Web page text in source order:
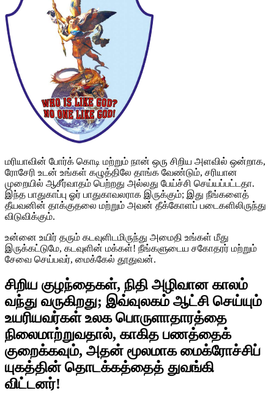
மரியாவின் போர்க் கொடி மற்றும் நான் ஒரு சிறிய அளவில் ஒன்றாக,
ரோசேரி உடன் உங்கள் கழுத்திலே தாங்க வேண்டும், சரியான
முறையில் ஆசீர்வாதம் பெற்றது அல்லது பேய்ச்சி செய்யப்பட்டதா.
இந்த பாதுகாப்பு ஓர் பாதுகாவலராக இருக்கும்; இது நீங்களைத்
தீயவனின் தாக்குதலை மற்றும் அவன் தீக்கோளப் படைகளிலிருந்து
விடுவிக்கும்.
உன்னை உயிர் தரும் கடவுளிடமிருந்து அமைதி உங்கள் மீது
இருக்கட்டுமே, கடவுளின் மக்கள்! நீங்களுடைய சகோதரர் மற்றும்
சேவை செய்பவர், மைக்கேல் தூதுவன்.
சிறிய குழந்தைகள், நிதி அழிவான காலம்
வந்து வருகிறது; இவ்வுலகம் ஆட்சி செய்யும்
உயரியவர்கள் உலக பொருளாதாரத்தை
நிலைமாற்றுவதால், காகித பணத்தைக்
குறைக்கவும், அதன் மூலமாக மைக்ரோச்சிப்
யுகத்தின் தொடக்கத்தைத் துவங்கி
விட்டனர்!